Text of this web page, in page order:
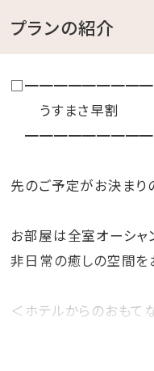
プランの紹介
うすまさ早割
先のご予定がお決まり
お部屋は全室オーシャ
非日常の癒しの空間を
＜ホテルからのおもて
（ホテル玄関と駐車